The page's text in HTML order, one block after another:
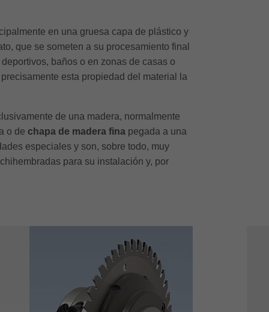
en una gruesa capa de plástico y
que se someten a su procesamiento final
baños o en zonas de casas o
esta propiedad del material la
de una madera, normalmente
o de chapa de madera fina pegada a una
especiales y son, sobre todo, muy
para su instalación y, por